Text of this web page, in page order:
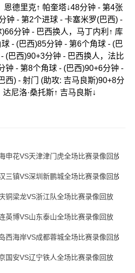
恩德里克↑ 帕奎塔↓48分钟 - 第4张
钟 - 第2个进球 - 卡塞米罗(巴西) -
分钟 - 巴西换人，马丁内利↑ 库
- (巴西)85分钟 - 第6个角球 - (巴
(巴西)90+3分钟 - 巴西换人，法比
钟 - 第8个角球 - (巴西)90+6分钟 -
西) - 射门 (助攻: 吉马良斯)90+8分
尼洛·桑托斯↑ 吉马良斯↓
申花VS天津津门虎全场比赛录像回放
三镇VS深圳新鹏城全场比赛录像回放
铜梁龙VS浙江队全场比赛录像回放
英博VS山东泰山全场比赛录像回放
西海岸VS成都蓉城全场比赛录像回放
国安VS辽宁铁人全场比赛录像回放